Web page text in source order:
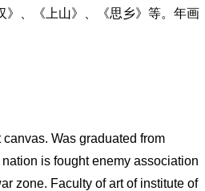
》、《上山》、《思乡》等。年画
Was graduated from
is fought enemy association
zone. Faculty of art of institute of